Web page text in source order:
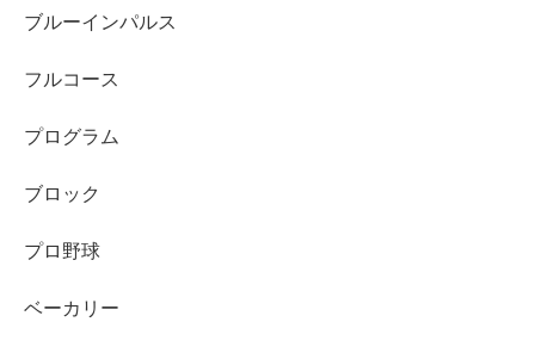
ブルーインパルス
フルコース
プログラム
ブロック
プロ野球
ベーカリー